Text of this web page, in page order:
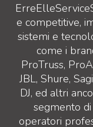
e competitive,
sistemi e
come i
ProTruss,
JBL, Shure,
DJ, ed altri
segmento
operatori